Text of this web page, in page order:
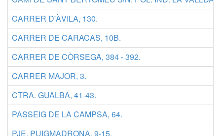
CARRER D'ÀVILA, 130.
CARRER DE CARACAS, 10B.
CARRER DE CÒRSEGA, 384 - 392.
CARRER MAJOR, 3.
CTRA. GUALBA, 41-43.
PASSEIG DE LA CAMPSA, 64.
PJE. PUIGMADRONA, 9-15.